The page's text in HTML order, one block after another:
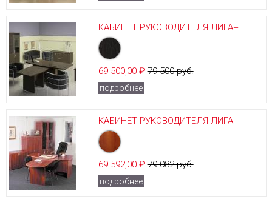
КАБИНЕТ РУКОВОДИТЕЛЯ ЛИГА+
69 500,00 ₽ 79 500 руб.
подробнее
КАБИНЕТ РУКОВОДИТЕЛЯ ЛИГА
69 592,00 ₽ 79 082 руб.
подробнее